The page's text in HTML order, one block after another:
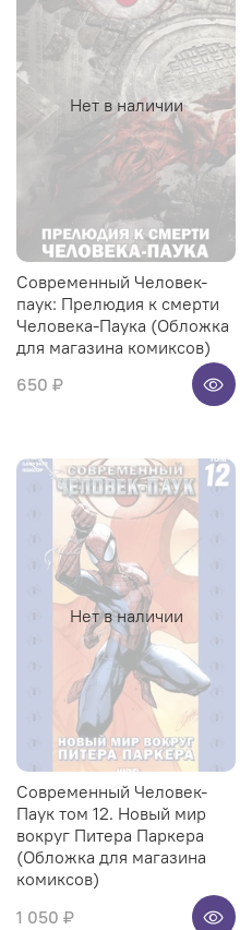
Нет в наличии
Современный Человек-
паук: Прелюдия к смерти
Человека-Паука (Обложка
для магазина комиксов)
650 ₽
Нет в наличии
Современный Человек-
Паук том 12. Новый мир
вокруг Питера Паркера
(Обложка для магазина
комиксов)
1 050 ₽